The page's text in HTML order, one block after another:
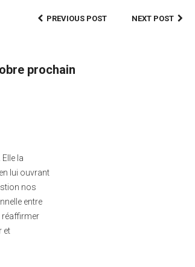
PREVIOUS POST NEXT POST
prochain
la
lui ouvrant
nos
entre
réaffirmer
et